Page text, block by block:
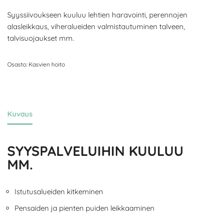
Syyssiivoukseen kuuluu lehtien haravointi, perennojen
alasleikkaus, viheralueiden valmistautuminen talveen,
talvisuojaukset mm.
Osasto: Kasvien hoito
Kuvaus
SYYSPALVELUIHIN KUULUU
MM.
Istutusalueiden kitkeminen
Pensaiden ja pienten puiden leikkaaminen